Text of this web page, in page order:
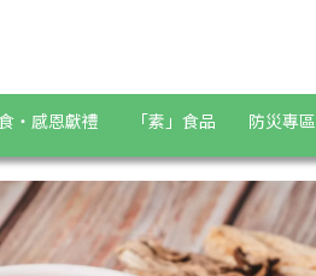
購物商城
・感恩獻禮 「素」食品 防災專區